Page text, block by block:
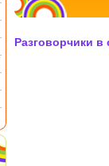
Разговорчики в